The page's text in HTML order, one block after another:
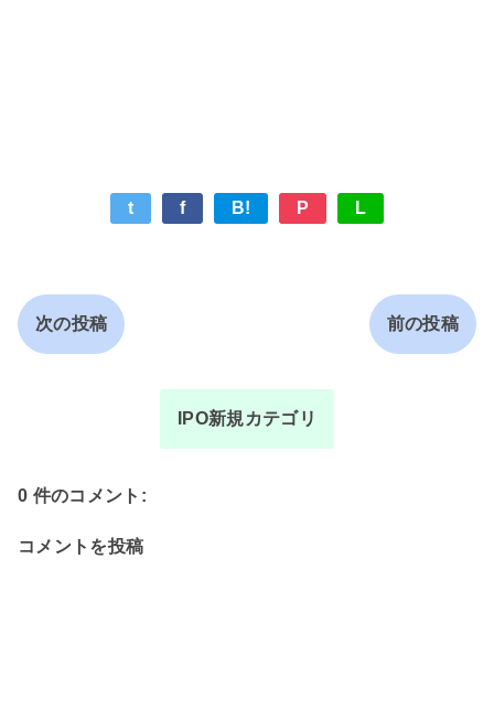
t f B! P L
次の投稿 前の投稿
IPO新規カテゴリ
0 件のコメント:
コメントを投稿